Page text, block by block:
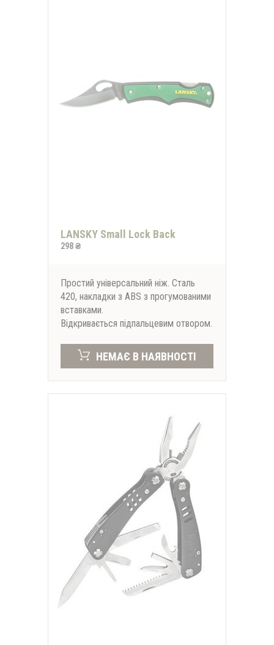
LANSKY Small Lock Back
298 ₴
Простий універсальний ніж. Сталь
420, накладки з ABS з прогумованими
вставками.
Відкривається підпальцевим отвором.
НЕМАЄ В НАЯВНОСТІ